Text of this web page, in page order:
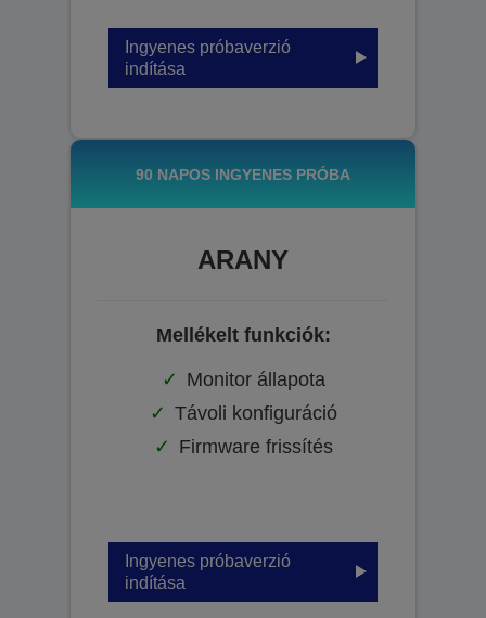
Ingyenes próbaverzió
indítása
90 NAPOS INGYENES PRÓBA
ARANY
Mellékelt funkciók:
Monitor állapota
Távoli konfiguráció
Firmware frissítés
Ingyenes próbaverzió
indítása